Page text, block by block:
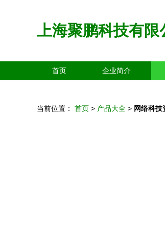
上海聚鹏科技有限
首页 企业简介
当前位置： 首页 > 产品大全 > 网络科